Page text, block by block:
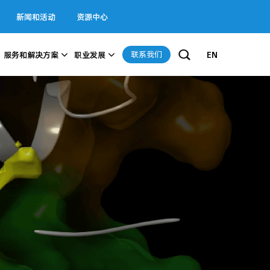
新闻和活动 资源中心
服务和解决方案 职业发展 联系我们 EN